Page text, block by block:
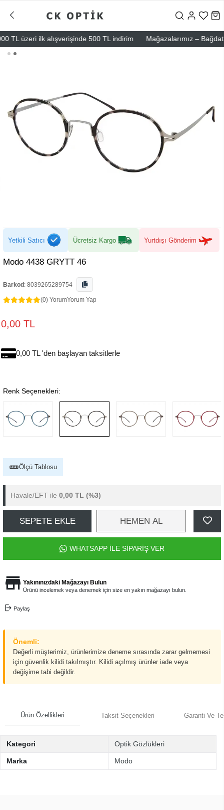
üzeri ilk alışverişinde 500 TL indirim Mağazalarımız – Bağdat
Yetkili Satıcı Ücretsiz Kargo Yurtdışı Gönderim
Modo 4438 GRYTT 46
Barkod : 8039265289754
(0) YorumYorum Yap
0,00 TL
0,00 TL 'den başlayan taksitlerle
Renk Seçenekleri:
Ölçü Tablosu
Havale/EFT ile 0,00 TL (%3)
SEPETE EKLE HEMEN AL
WHATSAPP İLE SİPARİŞ VER
Yakınınızdaki Mağazayı Bulun
Ürünü incelemek veya denemek için size en yakın mağazayı bulun.
Paylaş
Önemli:
Değerli müşterimiz, ürünlerimize deneme sırasında zarar gelmemesi
için güvenlik kilidi takılmıştır. Kilidi açılmış ürünler iade veya
değişime tabi değildir.
Ürün Özellikleri Taksit Seçenekleri Garanti Ve
Kategori Optik Gözlükleri
Marka Modo